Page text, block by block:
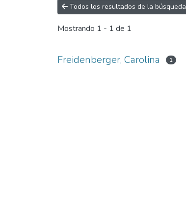
Todos los resultados de la búsqueda
Mostrando 1 - 1 de 1
Freidenberger, Carolina 1